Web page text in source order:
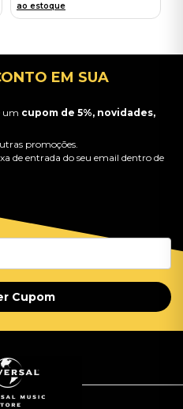
ao estoque
EM SUA
um cupom de 5%, novidades,
promoções.
de entrada do seu email dentro de
Cupom